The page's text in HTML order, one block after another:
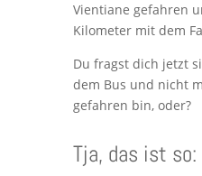
Vientiane gefahren
Kilometer mit dem
Du fragst dich jetzt
dem Bus und nicht
gefahren bin, oder?
Tja, das ist so: